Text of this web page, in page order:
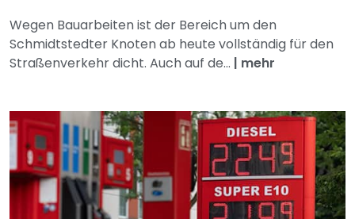
Wegen Bauarbeiten ist der Bereich um den
Schmidtstedter Knoten ab heute vollständig für den
Straßenverkehr dicht. Auch auf de... | mehr